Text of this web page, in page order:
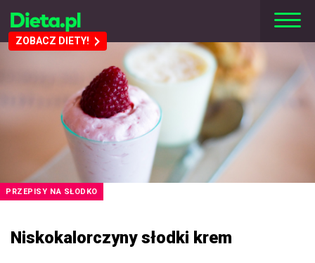
ZOBACZ DIETY!
PRZEPISY NA SŁODKO
Niskokalorczyny słodki krem